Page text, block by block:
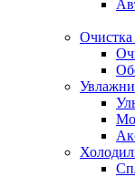
Очистка